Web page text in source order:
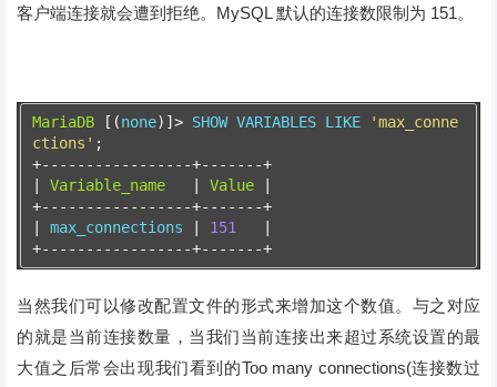
客户端连接就会遭到拒绝。MySQL 默认的连接数限制为 151。
MariaDB [(none)]> SHOW VARIABLES LIKE
'max_conne
ctions' ;
+-----------------+-------+
Variable_name Value
+-----------------+-------+
max_connections 151
+-----------------+-------+
当然我们可以修改配置文件的形式来增加这个数值。与之对应
的就是当前连接数量，当我们当前连接出来超过系统设置的最
大值之后常会出现我们看到的Too many connections(连接数过